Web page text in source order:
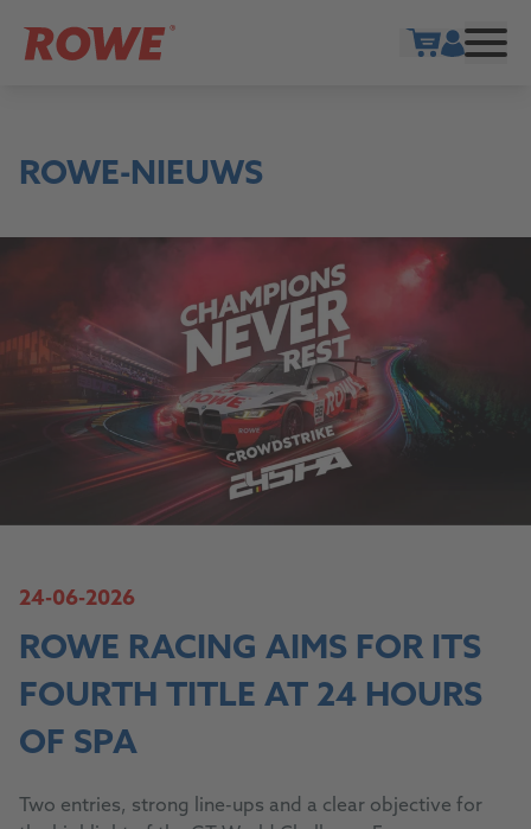
ROWE-NIEUWS
24-06-2026
ROWE RACING AIMS FOR ITS
FOURTH TITLE AT 24 HOURS
OF SPA
Two entries, strong line-ups and a clear objective for